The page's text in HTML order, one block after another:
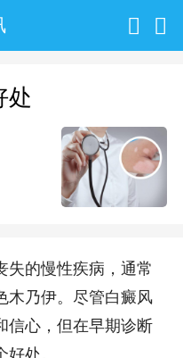
处
失的慢性疾病，通常
木乃伊。尽管白癜风
信心，但在早期诊断